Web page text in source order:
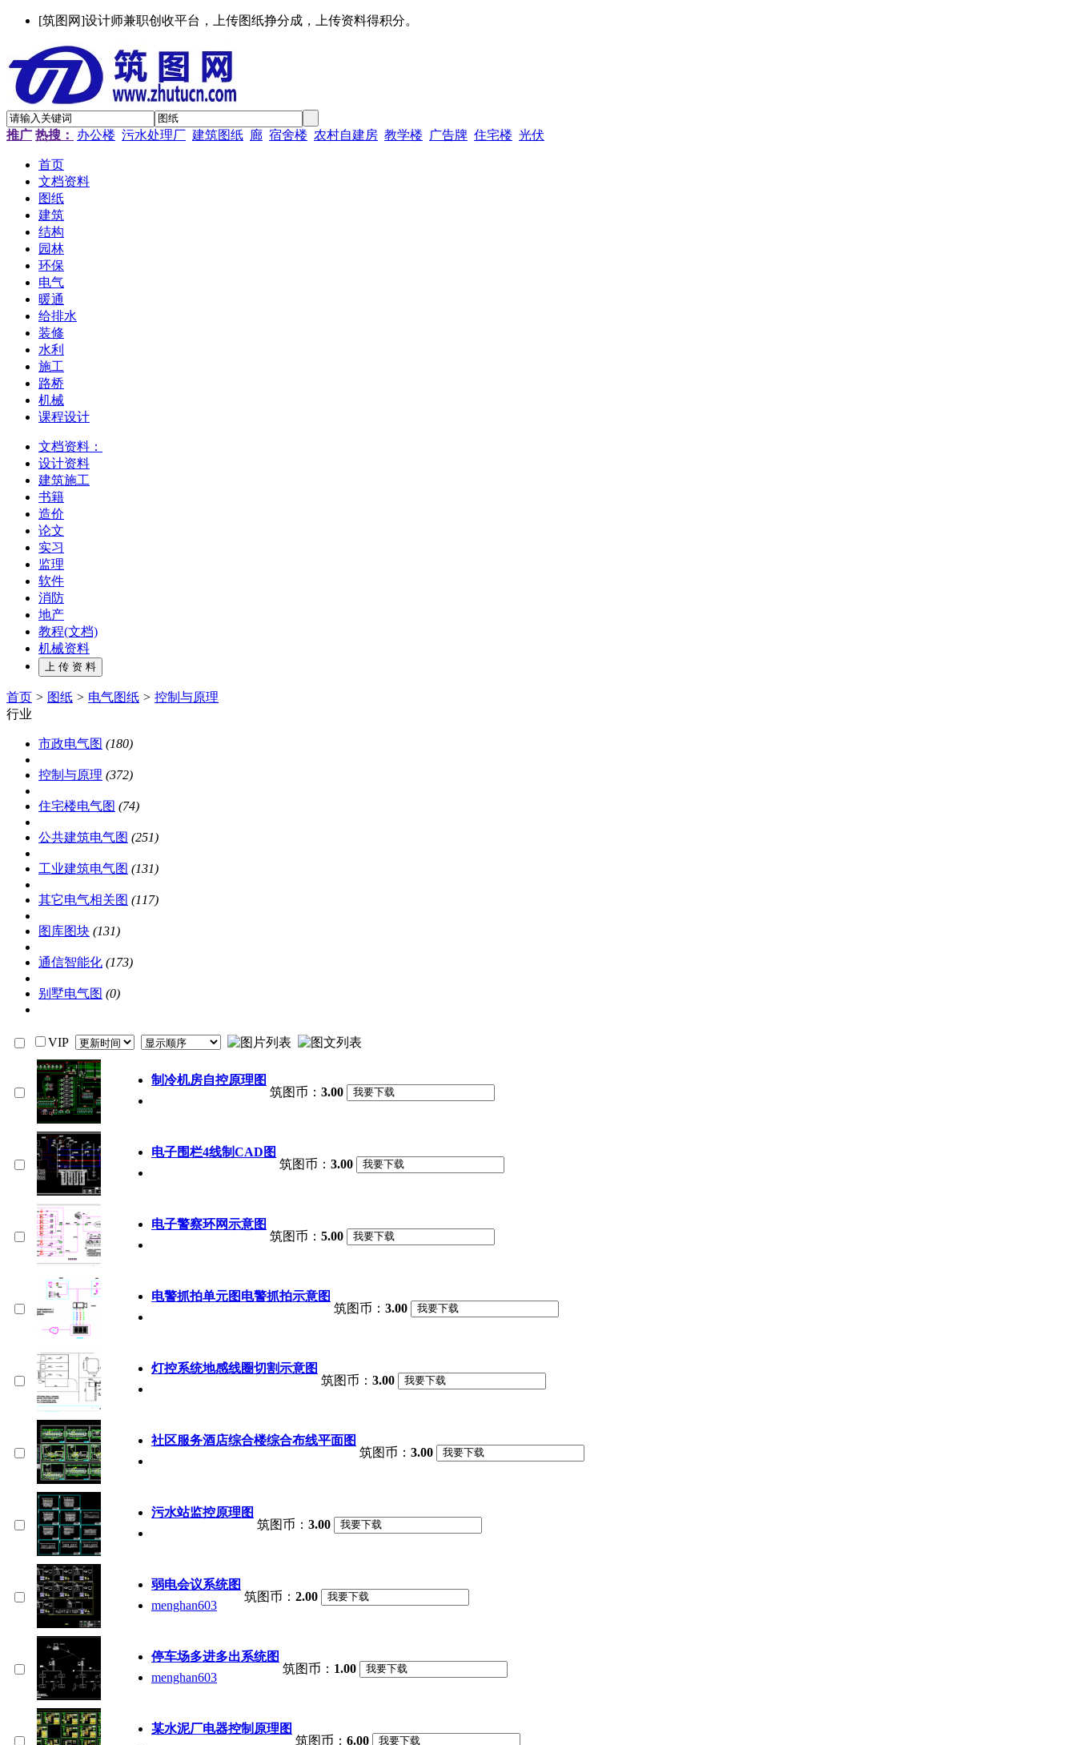
[筑图网]设计师兼职创收平台，上传图纸挣分成，上传资料得积分。
推广 热搜： 办公楼 污水处理厂 建筑图纸 廊 宿舍楼 农村自建房 教学楼 广告牌 住宅楼 光伏
首页
文档资料
图纸
建筑
结构
园林
环保
电气
暖通
给排水
装修
水利
施工
路桥
机械
课程设计
文档资料：
设计资料
建筑施工
书籍
造价
论文
实习
监理
软件
消防
地产
教程(文档)
机械资料
首页 > 图纸 > 电气图纸 > 控制与原理
行业
市政电气图 (180)
控制与原理 (372)
住宅楼电气图 (74)
公共建筑电气图 (251)
工业建筑电气图 (131)
其它电气相关图 (117)
图库图块 (131)
通信智能化 (173)
别墅电气图 (0)
VIP
制冷机房自控原理图
筑图币： 3.00
电子围栏4线制CAD图
筑图币： 3.00
电子警察环网示意图
筑图币： 5.00
电警抓拍单元图电警抓拍示意图
筑图币： 3.00
灯控系统地感线圈切割示意图
筑图币： 3.00
社区服务酒店综合楼综合布线平面图
筑图币： 3.00
污水站监控原理图
筑图币： 3.00
弱电会议系统图
menghan603
筑图币： 2.00
停车场多进多出系统图
menghan603
筑图币： 1.00
某水泥厂电器控制原理图
筑图币： 6.00